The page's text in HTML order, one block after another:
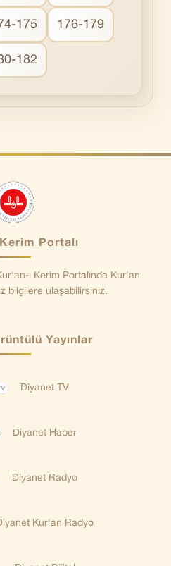
175 176-179
182
Portalı
ı Kerim Portalında Kur'an
bilgilere ulaşabilirsiniz.
Yayınlar
Diyanet TV
Diyanet Haber
Diyanet Radyo
Kur'an Radyo